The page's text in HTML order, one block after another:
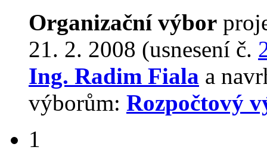
Organizační výbor
21. 2. 2008 (usnesení č.
Ing. Radim Fiala a
výborům: Rozpočtový
1